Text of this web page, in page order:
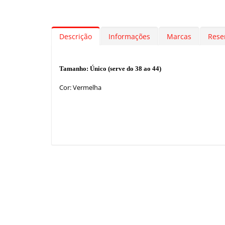
Descrição Informações Marcas
Tamanho: Único (serve do 38 ao 44)
Cor: Vermelha